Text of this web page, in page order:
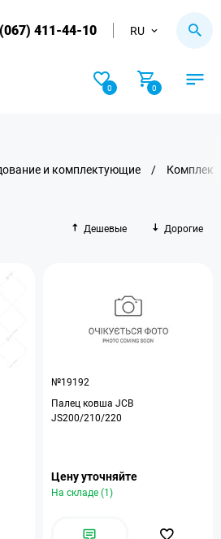
411-44-10 RU
0 0
и комплектующие /
Дешевые Дорогие
№19192
Палец ковша JCB
JS200/210/220
Цену уточняйте
На складе (1)